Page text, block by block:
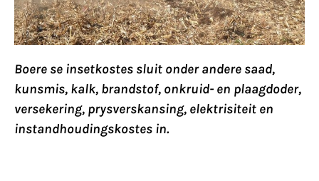
Boere se insetkostes sluit onder andere saad,
kunsmis, kalk, brandstof, onkruid- en plaagdoder,
versekering, prysverskansing, elektrisiteit en
instandhoudingskostes in.